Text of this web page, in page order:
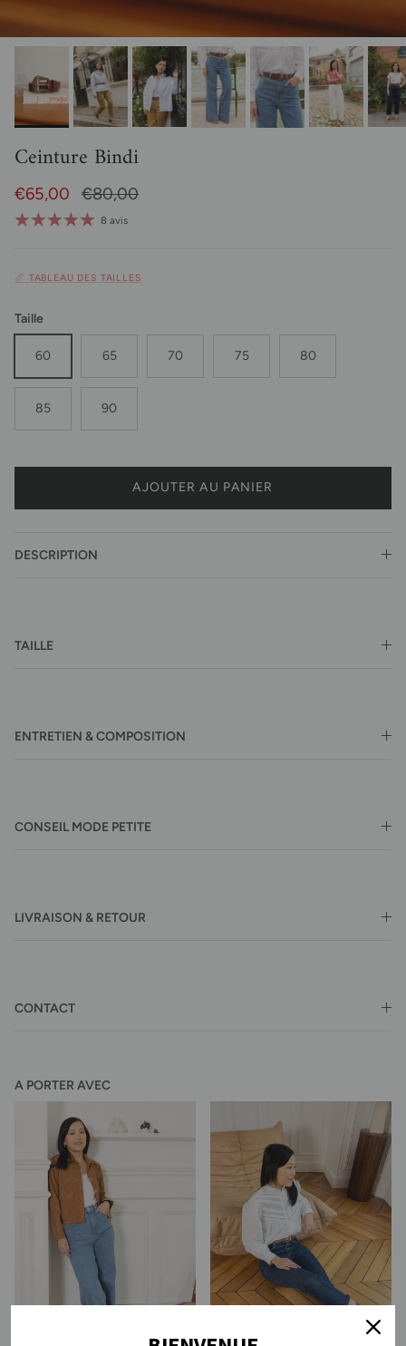
Ceinture Bindi
Prix soldé
€65,00 Prix habituel
€80,00
8 avis
📏 TABLEAU DES TAILLES
Taille
60 65 70 75 80
85 90
AJOUTER AU PANIER
DESCRIPTION
TAILLE
ENTRETIEN & COMPOSITION
CONSEIL MODE PETITE
LIVRAISON & RETOUR
CONTACT
A PORTER AVEC